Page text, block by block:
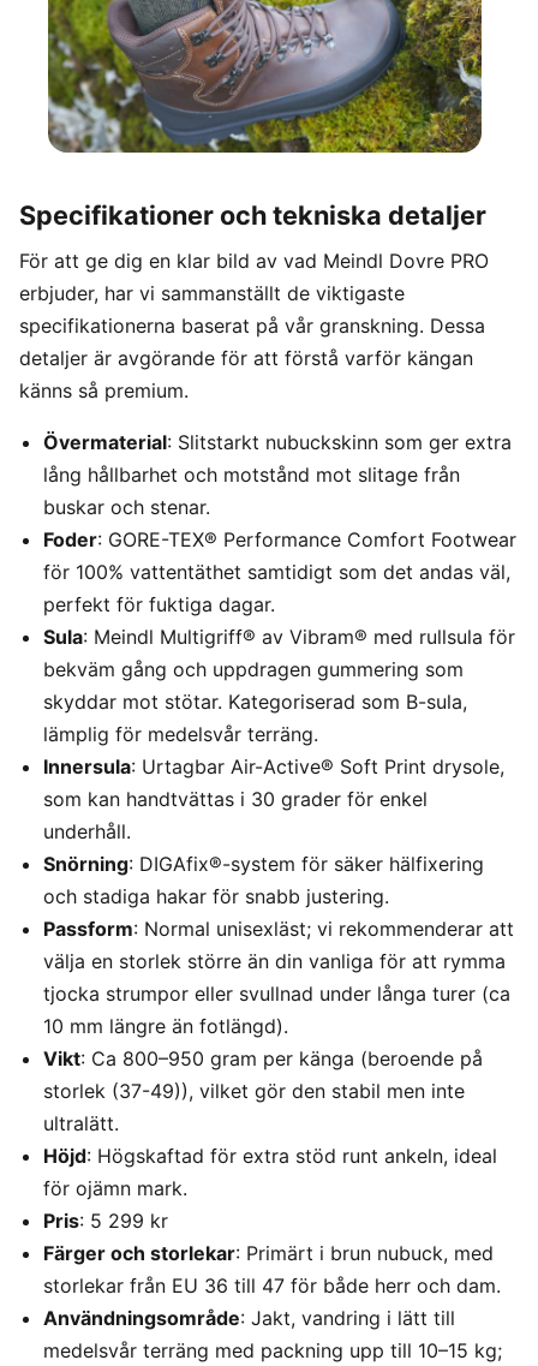
Specifikationer och tekniska detaljer
För att ge dig en klar bild av vad Meindl Dovre PRO
erbjuder, har vi sammanställt de viktigaste
specifikationerna baserat på vår granskning. Dessa
detaljer är avgörande för att förstå varför kängan
känns så premium.
Övermaterial: Slitstarkt nubuckskinn som ger extra
lång hållbarhet och motstånd mot slitage från
buskar och stenar.
Foder: GORE-TEX® Performance Comfort Footwear
för 100% vattentäthet samtidigt som det andas väl,
perfekt för fuktiga dagar.
Sula: Meindl Multigriff® av Vibram® med rullsula för
bekväm gång och uppdragen gummering som
skyddar mot stötar. Kategoriserad som B-sula,
lämplig för medelsvår terräng.
Innersula: Urtagbar Air-Active® Soft Print drysole,
som kan handtvättas i 30 grader för enkel
underhåll.
Snörning: DIGAfix®-system för säker hälfixering
och stadiga hakar för snabb justering.
Passform: Normal unisexläst; vi rekommenderar att
välja en storlek större än din vanliga för att rymma
tjocka strumpor eller svullnad under långa turer (ca
10 mm längre än fotlängd).
Vikt: Ca 800–950 gram per känga (beroende på
storlek (37-49)), vilket gör den stabil men inte
ultralätt.
Höjd: Högskaftad för extra stöd runt ankeln, ideal
för ojämn mark.
Pris: 5 299 kr
Färger och storlekar: Primärt i brun nubuck, med
storlekar från EU 36 till 47 för både herr och dam.
Användningsområde: Jakt, vandring i lätt till
medelsvår terräng med packning upp till 10–15 kg;